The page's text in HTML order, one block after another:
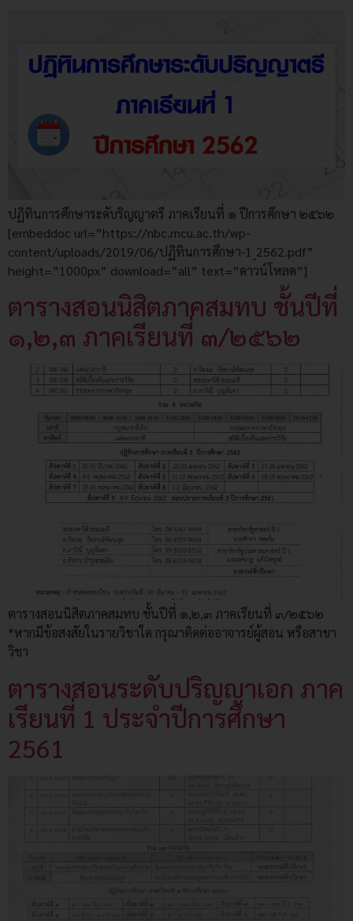
ปฏิทินการศึกษาระดับริญญาตรี ภาคเรียนที่ ๑ ปีการศึกษา ๒๕๖๒
[embeddoc url=”https://nbc.mcu.ac.th/wp-
content/uploads/2019/06/ปฏิทินการศึกษา-1_2562.pdf”
height=”1000px” download=”all” text=”ดาวน์โหลด”]
ตารางสอนนิสิตภาคสมทบ ชั้นปีที่
๑,๒,๓ ภาคเรียนที่ ๓/๒๕๖๒
ตารางสอนนิสิตภาคสมทบ ชั้นปีที่ ๑,๒,๓ ภาคเรียนที่ ๓/๒๕๖๒
*หากมีข้อสงสัยในรายวิชาใด กรุณาติดต่ออาจารย์ผู้สอน หรือสาขา
วิชา
ตารางสอนระดับปริญญาเอก ภาค
เรียนที่ 1 ประจำปีการศึกษา
2561